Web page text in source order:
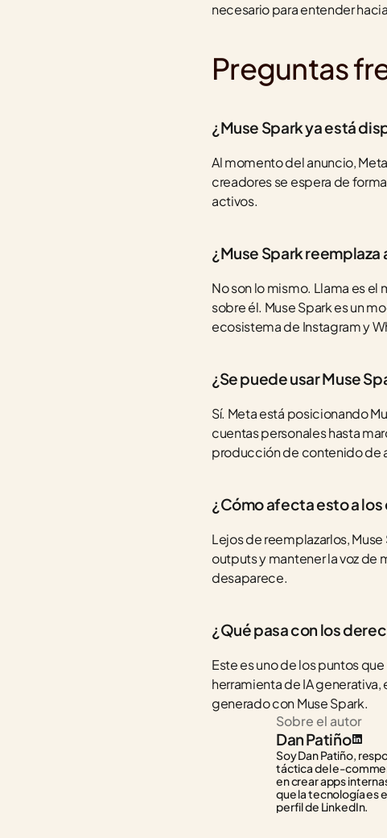
necesario para entender
Preguntas
¿Muse Spark ya está
Al momento del anuncio,
creadores se espera de
activos.
¿Muse Spark
No son lo mismo. Llama es
sobre él. Muse Spark es un
ecosistema de Instagram y
¿Se puede usar Muse
Sí. Meta está posicionando
cuentas personales hasta
producción de contenido de
¿Cómo afecta esto a
Lejos de reemplazarlos,
outputs y mantener la voz de
desaparece.
¿Qué pasa con los
Este es uno de los puntos
herramienta de IA
generado con Muse Spark.
Sobre el autor
Dan Patiño
Soy Dan Patiño,
táctica del e-
en crear apps
que la tecnología es
perfil de LinkedIn.